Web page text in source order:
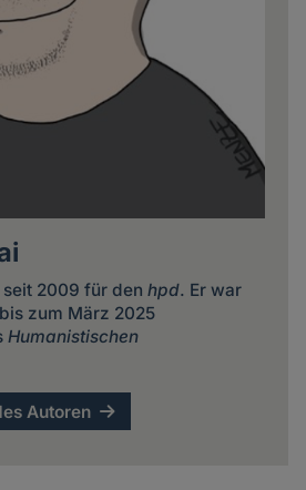
2009 für den hpd. Er war
zum März 2025
Humanistischen
Autoren